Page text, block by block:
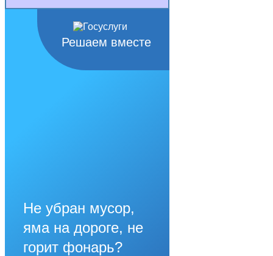
Решаем вместе
Не убран мусор,
яма на дороге, не
горит фонарь?